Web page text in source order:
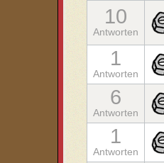
10
Antworten
1
Antworten
6
Antworten
1
Antworten